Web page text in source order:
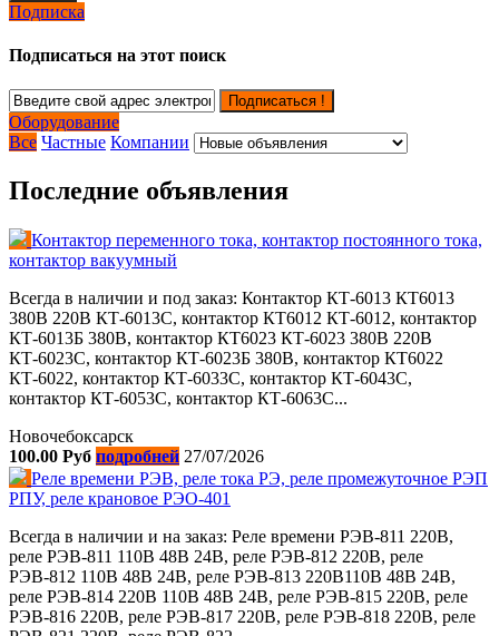
Подписка
Подписаться на этот поиск
Подписаться !
Оборудование
Все Частные Компании
Последние объявления
Контактор переменного тока, контактор постоянного тока,
контактор вакуумный
Всегда в наличии и под заказ: Контактор КТ-6013 КТ6013
380В 220В КТ-6013С, контактор КТ6012 КТ-6012, контактор
КТ-6013Б 380В, контактор КТ6023 КТ-6023 380В 220В
КТ-6023С, контактор КТ-6023Б 380В, контактор КТ6022
КТ-6022, контактор КТ-6033С, контактор КТ-6043С,
контактор КТ-6053С, контактор КТ-6063С...
Новочебоксарск
100.00 Руб подробней 27/07/2026
Реле времени РЭВ, реле тока РЭ, реле промежуточное РЭП
РПУ, реле крановое РЭО-401
Всегда в наличии и на заказ: Реле времени РЭВ-811 220В,
реле РЭВ-811 110В 48В 24В, реле РЭВ-812 220В, реле
РЭВ-812 110В 48В 24В, реле РЭВ-813 220В110В 48В 24В,
реле РЭВ-814 220В 110В 48В 24В, реле РЭВ-815 220В, реле
РЭВ-816 220В, реле РЭВ-817 220В, реле РЭВ-818 220В, реле